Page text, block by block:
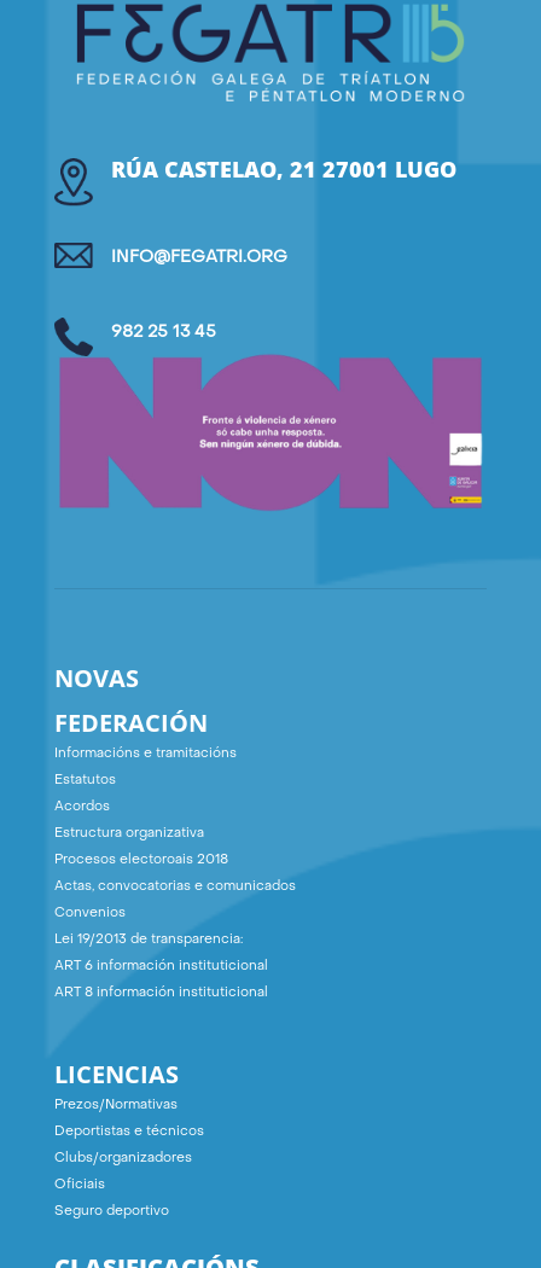
RÚA CASTELAO, 21 27001 LUGO
INFO@FEGATRI.ORG
982 25 13 45
NOVAS
FEDERACIÓN
Informacións e tramitacións
Estatutos
Acordos
Estructura organizativa
Procesos electoroais 2018
Actas, convocatorias e comunicados
Convenios
Lei 19/2013 de transparencia:
ART 6 información instituticional
ART 8 información instituticional
LICENCIAS
Prezos/Normativas
Deportistas e técnicos
Clubs/organizadores
Oficiais
Seguro deportivo